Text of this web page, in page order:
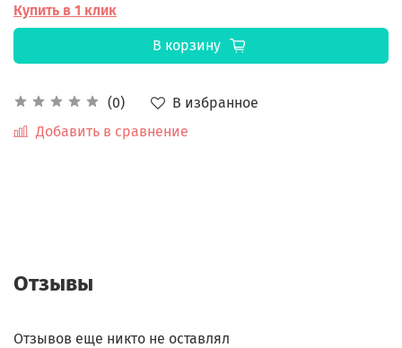
(0)
В избранное
Добавить в сравнение
Купить в 1 клик
В корзину
Отзывы
Отзывов еще никто не оставлял